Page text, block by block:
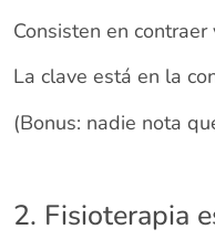
Consisten en
La clave está en la
(Bonus: nadie nota
2. Fisioterapia